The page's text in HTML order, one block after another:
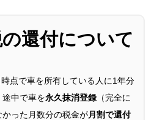
還付について
点で車を所有している人に1年分
中で車を永久抹消登録 （完全に
った月数分の税金が月割で還付